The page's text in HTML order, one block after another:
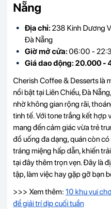
Nẵng
Địa chỉ: 238 Kinh Dương
Đà Nẵng
Giờ mở cửa:06:00 -
Giá dao động: 20.000 -
Cherish Coffee & Desserts là
nổi bật tại Liên Chiểu, Đà
nhờ không gian rộng rãi,
tinh tế. Với tone trắng kết hợp
mang đến cảm giác vừa trẻ
đồ uống đa dạng, quán còn
tráng miệng hấp dẫn, khiến
tại đây thêm trọn vẹn. Đây là
tập, làm việc hay gặp gỡ bạn
>>> Xem thêm: 10 khu vui
để giải trí dịp cuối tuần